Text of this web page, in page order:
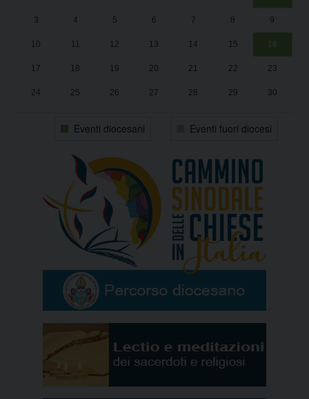
3 4 5 6 7 8 9
10 11 12 13 14 15 16
17 18 19 20 21 22 23
24 25 26 27 28 29 30
Eventi diocesani Eventi fuori diocesi